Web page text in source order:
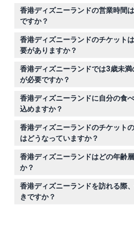
香港ディズニーランドの営業時間
ですか？
香港ディズニーランドの通常の営
時30分から午後8時まで、週末は
分までですが、祝日や特別イベン
ありますので、ご予約時に最新の
ださい（変更されることがありま
香港ディズニーランドのチケット
要がありますか？
はい、パーク入場を確保するため
通じてオンラインで事前にチケッ
要です。
香港ディズニーランドでは3歳未
が必要ですか？
3歳未満の子どもは無料入場でき、
必要ありません。
香港ディズニーランドに自分の食
込めますか？
はい、インスタントラーメンのよ
含め、ご自身で消費する食べ物や
です。
香港ディズニーランドのチケット
はどうなっていますか？
チケットは返金不可で、いかなる
ませんので、ご予約前に予定を確
香港ディズニーランドはどの年齢
か？
もちろんです！パークはすべての
大人（12歳〜59歳）、子ども（3
歳以上）向けの各種カテゴリーが
香港ディズニーランドを訪れる際
きですか？